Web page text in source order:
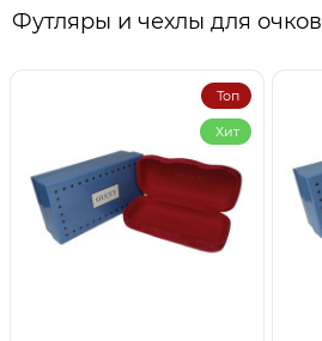
Футляры и чехлы для очков
Топ
Хит